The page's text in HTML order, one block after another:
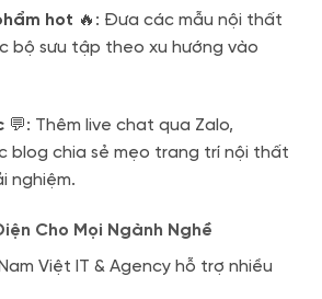
hot 🔥: Đưa các mẫu nội thất
bộ sưu tập theo xu hướng vào
💬: Thêm live chat qua Zalo,
blog chia sẻ mẹo trang trí nội thất
nghiệm.
Cho Mọi Ngành Nghề
Việt IT & Agency hỗ trợ nhiều